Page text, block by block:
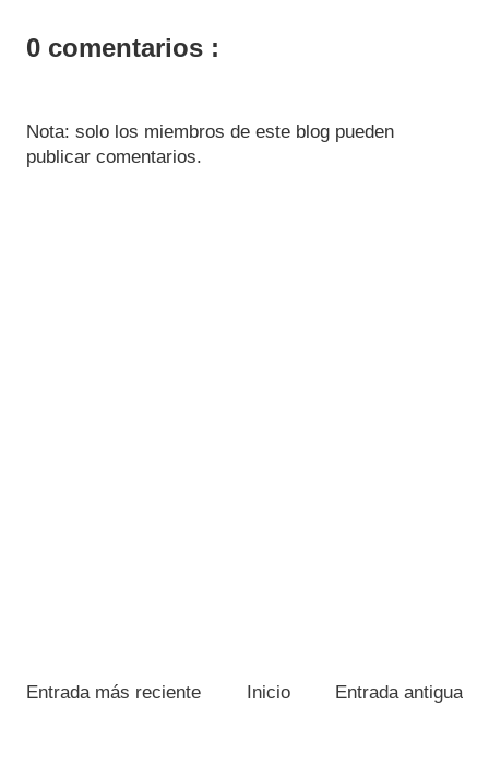
0 comentarios :
Nota: solo los miembros de este blog pueden
publicar comentarios.
Entrada más reciente Entrada antigua
Inicio